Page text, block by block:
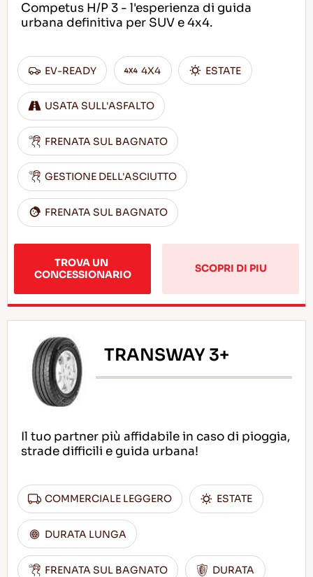
Competus H/P 3 - l'esperienza di guida
urbana definitiva per SUV e 4x4.
EV-READY 4X4 ESTATE
USATA SULL'ASFALTO
FRENATA SUL BAGNATO
GESTIONE DELL'ASCIUTTO
FRENATA SUL BAGNATO
TROVA UN
CONCESSIONARIO
SCOPRI DI PIU
TRANSWAY 3+
Il tuo partner più affidabile in caso di pioggia,
strade difficili e guida urbana!
COMMERCIALE LEGGERO ESTATE
DURATA LUNGA
FRENATA SUL BAGNATO DURATA